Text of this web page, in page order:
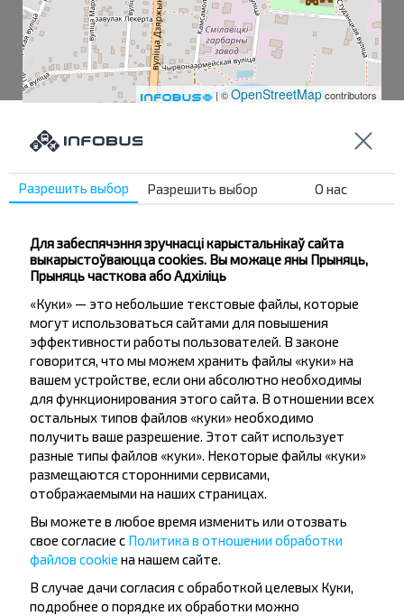
| ©OpenStreetMapcontributors
Дзержинского
Школа
М. Горького ул.
Журавковичи
Якуба Коласа
Жадаеце
падарожнічаць
танней?
Не прапусці спецыяльныя акцыі, зніжкі і іншыя
атрыманне навін і падарожнічай з намі танней!
Разрешить выбор Разрешить выбор О нас
Для забеспячэння зручнасці карыстальнікаў сайта
выкарыстоўваюцца cookies. Вы можаце яны Прыняць,
Прыняць часткова або Адхіліць
«Куки» — это небольшие текстовые файлы, которые
могут использоваться сайтами для повышения
эффективности работы пользователей. В законе
говорится, что мы можем хранить файлы «куки» на
вашем устройстве, если они абсолютно необходимы
для функционирования этого сайта. В отношении всех
остальных типов файлов «куки» необходимо
получить ваше разрешение. Этот сайт использует
разные типы файлов «куки». Некоторые файлы «куки»
размещаются сторонними сервисами,
отображаемыми на наших страницах.
Вы можете в любое время изменить или отозвать
свое согласие с Политика в отношении обработки
файлов cookie на нашем сайте.
В случае дачи согласия с обработкой целевых Куки,
подробнее о порядке их обработки можно